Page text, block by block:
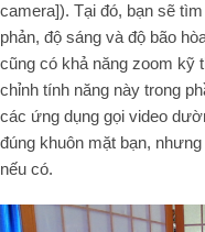
camera]). Tại đó, bạn sẽ
phản, độ sáng và độ bão
cũng có khả năng zoom kỹ
chỉnh tính năng này trong
các ứng dụng gọi video
đúng khuôn mặt bạn,
nếu có.